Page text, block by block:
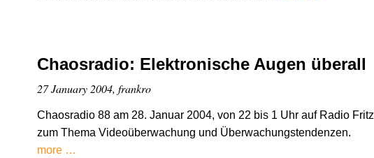
Chaosradio: Elektronische Augen überall
27 January 2004, frankro
Chaosradio 88 am 28. Januar 2004, von 22 bis 1 Uhr auf Radio Fritz
zum Thema Videoüberwachung und Überwachungstendenzen.
more …